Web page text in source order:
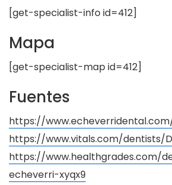
[get-specialist-info id=412]
Mapa
[get-specialist-map id=412]
Fuentes
https://
https://www.vitals.com/dentists/
https://www.healthgrades.com/
echeverri-xyqx9